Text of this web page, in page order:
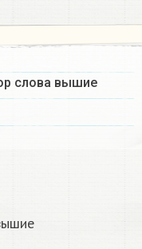
слова вышие